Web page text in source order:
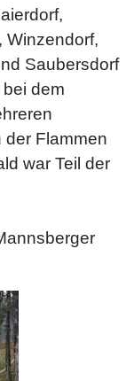
Winzendorf,
Saubersdorf
dem
der Flammen
war Teil der